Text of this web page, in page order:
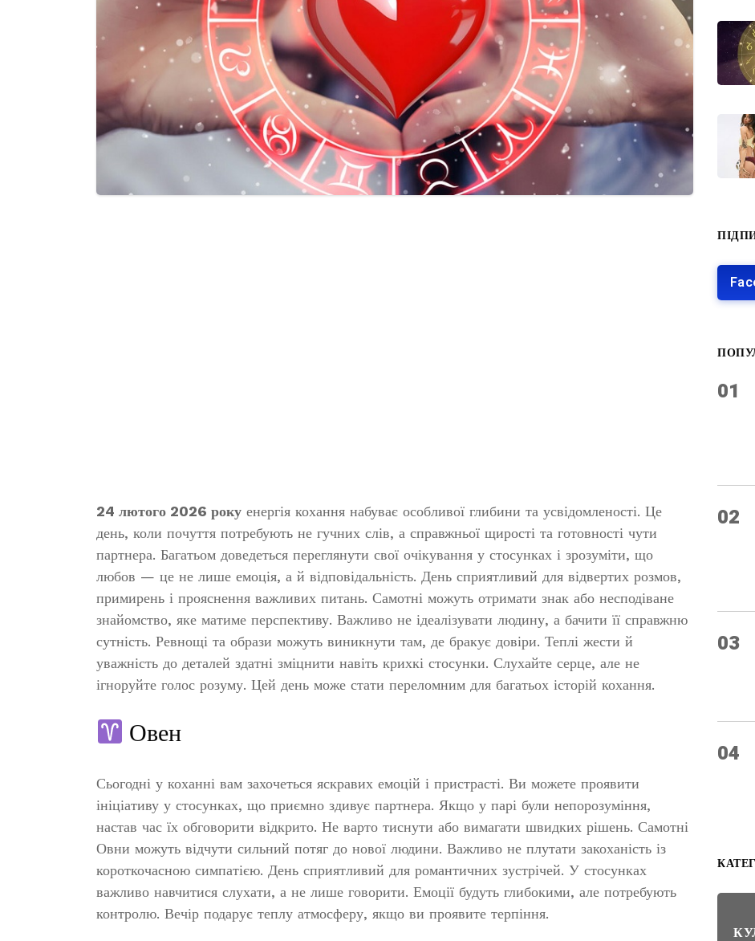
24 лютого 2026 року енергія кохання набуває особливої глибини та усвідомленості. Це
день, коли почуття потребують не гучних слів, а справжньої щирості та готовності чути
партнера. Багатьом доведеться переглянути свої очікування у стосунках і зрозуміти, що
любов — це не лише емоція, а й відповідальність. День сприятливий для відвертих розмов,
примирень і прояснення важливих питань. Самотні можуть отримати знак або несподіване
знайомство, яке матиме перспективу. Важливо не ідеалізувати людину, а бачити її справжню
сутність. Ревнощі та образи можуть виникнути там, де бракує довіри. Теплі жести й
уважність до деталей здатні зміцнити навіть крихкі стосунки. Слухайте серце, але не
ігноруйте голос розуму. Цей день може стати переломним для багатьох історій кохання.
Овен
Сьогодні у коханні вам захочеться яскравих емоцій і пристрасті. Ви можете проявити
ініціативу у стосунках, що приємно здивує партнера. Якщо у парі були непорозуміння,
настав час їх обговорити відкрито. Не варто тиснути або вимагати швидких рішень. Самотні
Овни можуть відчути сильний потяг до нової людини. Важливо не плутати закоханість із
короткочасною симпатією. День сприятливий для романтичних зустрічей. У стосунках
важливо навчитися слухати, а не лише говорити. Емоції будуть глибокими, але потребують
контролю. Вечір подарує теплу атмосферу, якщо ви проявите терпіння.
01
02
03
04